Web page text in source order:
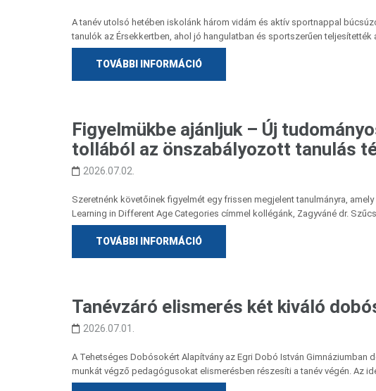
A tanév utolsó hetében iskolánk három vidám és aktív sportnappal
tanulók az Érsekkertben, ahol jó hangulatban és sportszerűen teljesítették
TOVÁBBI INFORMÁCIÓ
Figyelmükbe ajánljuk – Új
tollából az önszabályozott tanulás
2026.07.02.
Szeretnénk követőinek figyelmét egy frissen megjelent tanulmányra,
Learning in Different Age Categories címmel kollégánk, Zagyváné dr.
TOVÁBBI INFORMÁCIÓ
Tanévzáró elismerés két kiváló
2026.07.01.
A Tehetséges Dobósokért Alapítvány az Egri Dobó István Gimnáziumban
munkát végző pedagógusokat elismerésben részesíti a tanév végén. Az